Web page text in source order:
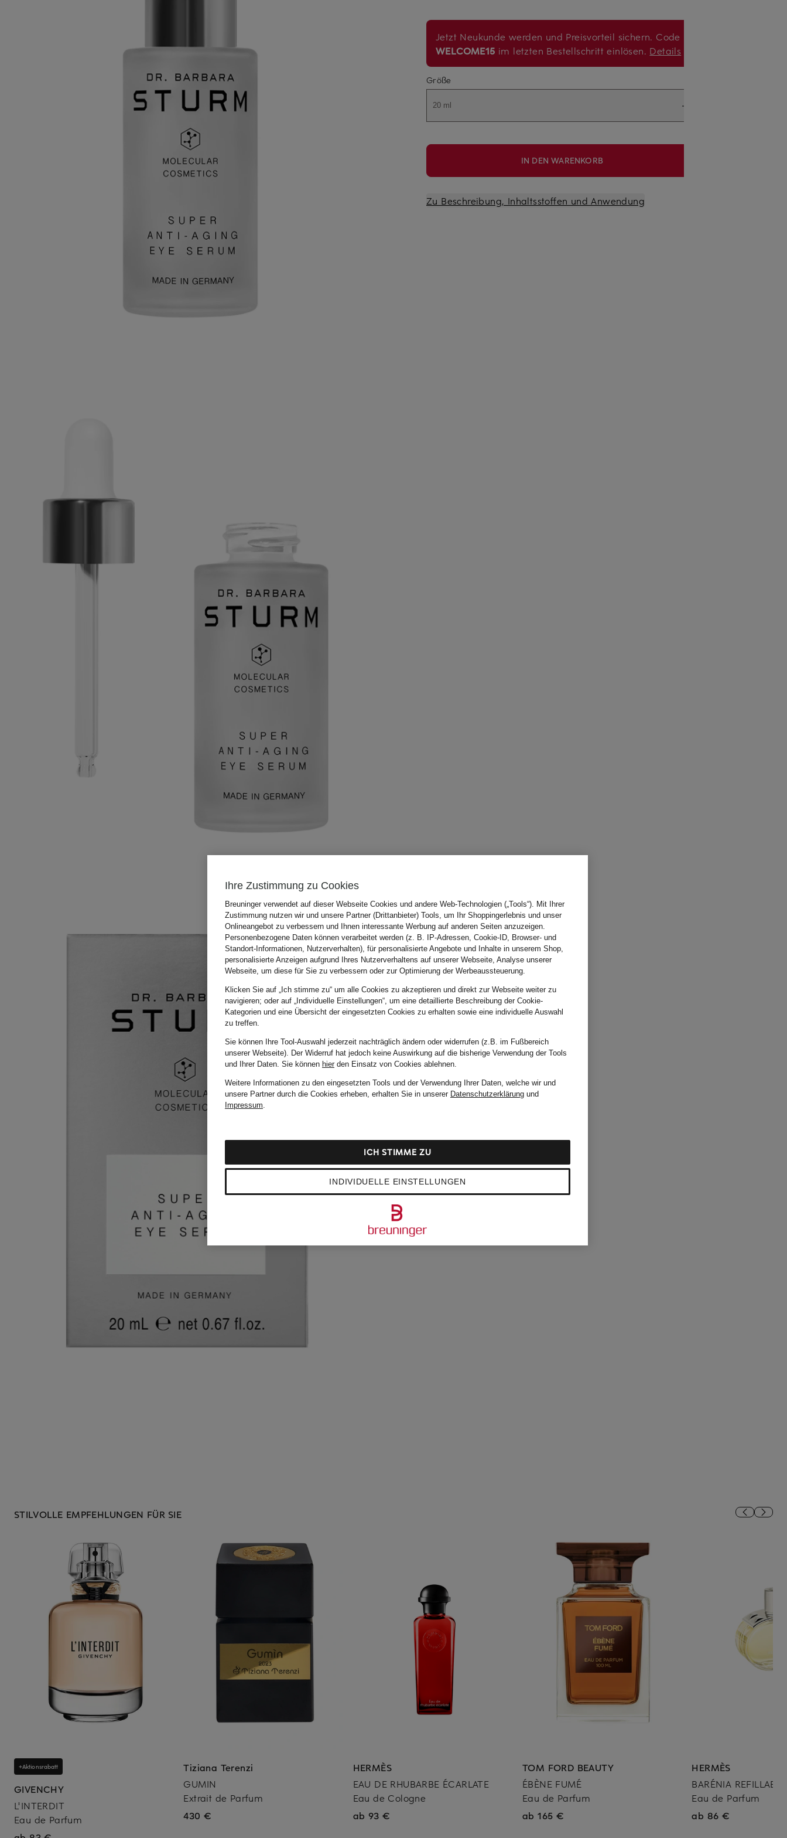
Jetzt Neukunde werden und Preisvorteil sichern. Code
WELCOME15 im letzten Bestellschritt einlösen. Details
Größe
20 ml
IN DEN WARENKORB
Zu Beschreibung, Inhaltsstoffen und Anwendung
STILVOLLE EMPFEHLUNGEN FÜR SIE
+Aktionsrabatt
GIVENCHY
L'INTERDIT
Eau de Parfum
Tiziana Terenzi
GUMIN
Extrait de Parfum
430 €
HERMÈS
EAU DE RHUBARBE ÉCARLATE
Eau de Cologne
ab 93 €
TOM FORD BEAUTY
ÉBÈNE FUMÉ
Eau de Parfum
ab 165 €
HERMÈS
BARÉNIA REFILLABLE
Eau de Parfum
ab 86 €
Ihre Zustimmung zu Cookies
Breuninger verwendet auf dieser Webseite Cookies und andere Web-Technologien („Tools“). Mit Ihrer
Zustimmung nutzen wir und unsere Partner (Drittanbieter) Tools, um Ihr Shoppingerlebnis und unser
Onlineangebot zu verbessern und Ihnen interessante Werbung auf anderen Seiten anzuzeigen.
Personenbezogene Daten können verarbeitet werden (z. B. IP-Adressen, Cookie-ID, Browser- und
Standort-Informationen, Nutzerverhalten), für personalisierte Angebote und Inhalte in unserem Shop,
personalisierte Anzeigen aufgrund Ihres Nutzerverhaltens auf unserer Webseite, Analyse unserer
Webseite, um diese für Sie zu verbessern oder zur Optimierung der Werbeaussteuerung.
Klicken Sie auf „Ich stimme zu“ um alle Cookies zu akzeptieren und direkt zur Webseite weiter zu
navigieren; oder auf „Individuelle Einstellungen“, um eine detaillierte Beschreibung der Cookie-
Kategorien und eine Übersicht der eingesetzten Cookies zu erhalten sowie eine individuelle Auswahl
zu treffen.
Sie können Ihre Tool-Auswahl jederzeit nachträglich ändern oder widerrufen (z.B. im Fußbereich
unserer Webseite). Der Widerruf hat jedoch keine Auswirkung auf die bisherige Verwendung der Tools
und Ihrer Daten. Sie können hierden Einsatz von Cookies ablehnen.
Weitere Informationen zu den eingesetzten Tools und der Verwendung Ihrer Daten, welche wir und
unsere Partner durch die Cookies erheben, erhalten Sie in unserer Datenschutzerklärung und
Impressum.
INDIVIDUELLE EINSTELLUNGEN
ICH STIMME ZU